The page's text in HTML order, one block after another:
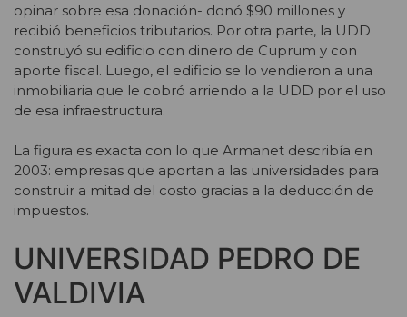
opinar sobre esa donación- donó $90 millones y
recibió beneficios tributarios. Por otra parte, la UDD
construyó su edificio con dinero de Cuprum y con
aporte fiscal. Luego, el edificio se lo vendieron a una
inmobiliaria que le cobró arriendo a la UDD por el uso
de esa infraestructura.
La figura es exacta con lo que Armanet describía en
2003: empresas que aportan a las universidades para
construir a mitad del costo gracias a la deducción de
impuestos.
UNIVERSIDAD PEDRO DE
VALDIVIA